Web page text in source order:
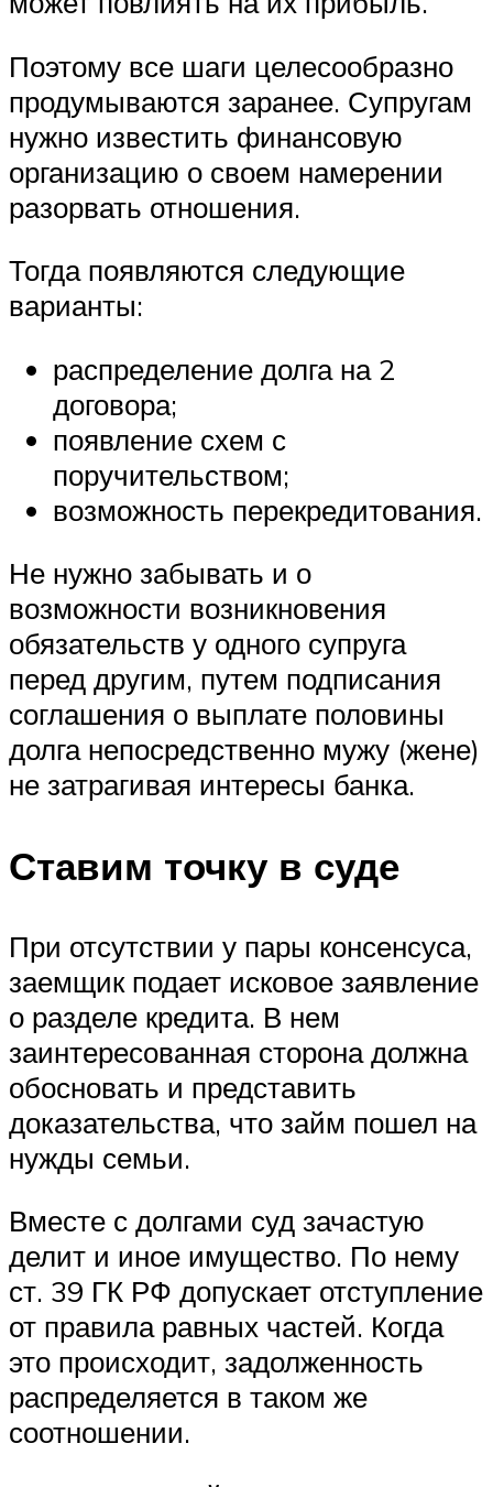
Поэтому все шаги целесообразно
продумываются заранее. Супругам
нужно известить финансовую
организацию о своем намерении
разорвать отношения.
Тогда появляются следующие
варианты:
распределение долга на 2
договора;
появление схем с
поручительством;
возможность перекредитования.
Не нужно забывать и о
возможности возникновения
обязательств у одного супруга
перед другим, путем подписания
соглашения о выплате половины
долга непосредственно мужу (жене)
не затрагивая интересы банка.
Ставим точку в суде
При отсутствии у пары консенсуса,
заемщик подает исковое заявление
о разделе кредита. В нем
заинтересованная сторона должна
обосновать и представить
доказательства, что займ пошел на
нужды семьи.
Вместе с долгами суд зачастую
делит и иное имущество. По нему
ст. 39 ГК РФ допускает отступление
от правила равных частей. Когда
это происходит, задолженность
распределяется в таком же
соотношении.